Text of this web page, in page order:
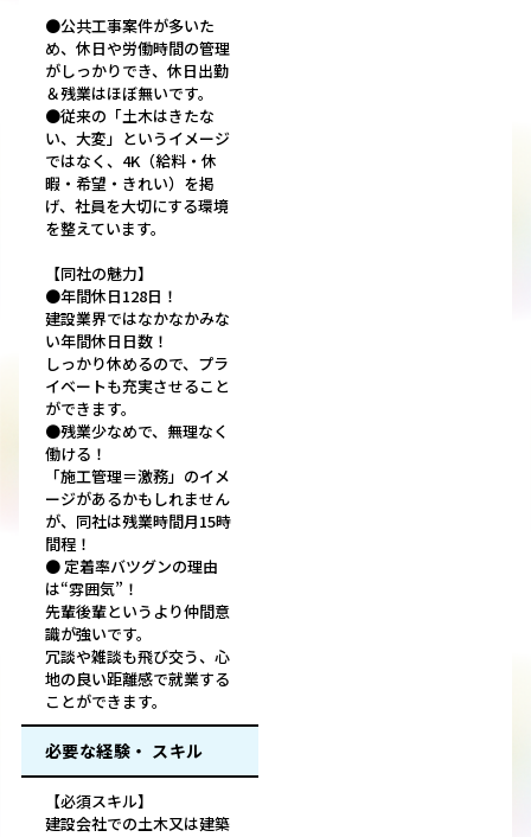
●公共工事案件が多いた
め、休日や労働時間の管理
がしっかりでき、休日出勤
＆残業はほぼ無いです。
●従来の「土木はきたな
い、大変」というイメージ
ではなく、4K（給料・休
暇・希望・きれい）を掲
げ、社員を大切にする環境
を整えています。
【同社の魅力】
●年間休日128日！
建設業界ではなかなかみな
い年間休日日数！
しっかり休めるので、プラ
イベートも充実させること
ができます。
●残業少なめで、無理なく
働ける！
「施工管理＝激務」のイメ
ージがあるかもしれません
が、同社は残業時間月15時
間程！
● 定着率バツグンの理由
は“雰囲気”！
先輩後輩というより仲間意
識が強いです。
冗談や雑談も飛び交う、心
地の良い距離感で就業する
ことができます。
必要な経験・ スキル
【必須スキル】
建設会社での土木又は建築